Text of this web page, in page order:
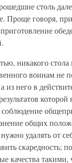
столь
Проще говоря,
никакого
воинам
из него в
общих
удалять от
скаредность;
качества